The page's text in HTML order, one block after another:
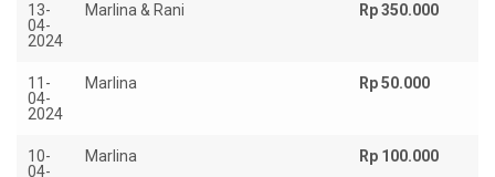
13-
04-
2024
Marlina & Rani Rp 350.000
11-
04-
2024
Marlina Rp 50.000
10-
04-
Marlina Rp 100.000